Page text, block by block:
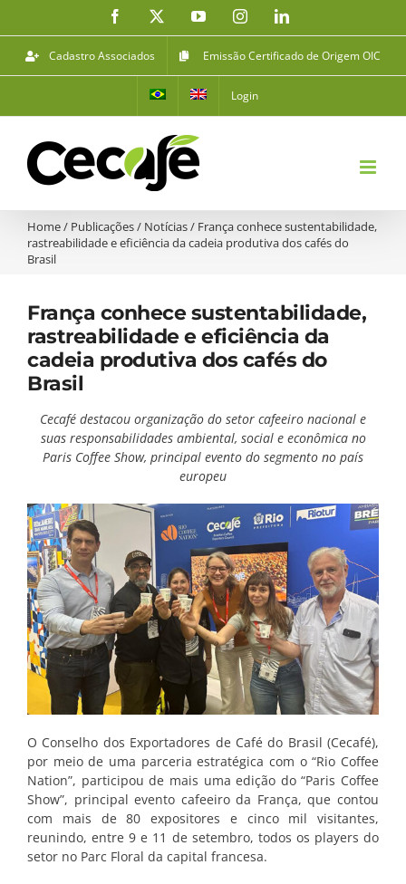
conteúdo
Facebook YouTubeInstagramLinkedIn
Cadastro Associados Emissão Certificado de Origem OIC
Login
Home/ Publicações/ Notícias/ França conhece sustentabilidade,
rastreabilidade e eficiência da cadeia produtiva dos cafés do
Brasil
França conhece sustentabilidade,
rastreabilidade e eficiência da
cadeia produtiva dos cafés do
Brasil
Cecafé destacou organização do setor cafeeiro nacional e
suas responsabilidades ambiental, social e econômica no
Paris Coffee Show, principal evento do segmento no país
europeu
O Conselho dos Exportadores de Café do Brasil (Cecafé),
por meio de uma parceria estratégica com o “Rio Coffee
Nation”, participou de mais uma edição do “Paris Coffee
Show”, principal evento cafeeiro da França, que contou
com mais de 80 expositores e cinco mil visitantes,
reunindo, entre 9 e 11 de setembro, todos os players do
setor no Parc Floral da capital francesa.